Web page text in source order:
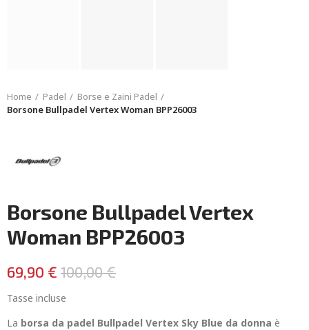
Home Padel
Borse e Zaini Padel
Borsone Bullpadel Vertex Woman BPP26003
Borsone Bullpadel Vertex
Woman BPP26003
69,90 € 100,00 €
Tasse incluse
La borsa da padel Bullpadel Vertex Sky Blue da donna è